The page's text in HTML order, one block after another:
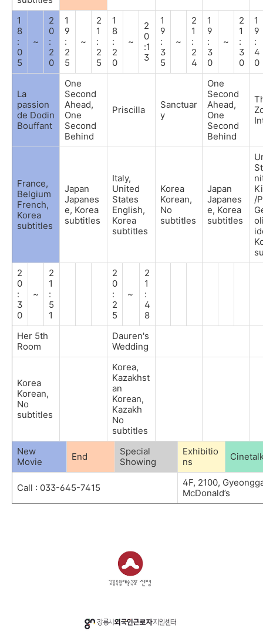
1
8
:
0
5
~
2
0
:
2
0
1
9
:
2
5
~
2
1
:
2
5
1
8
:
2
0
~
2
0
:1
3
1
9
:
3
5
~
2
1
:
2
4
1
9
:
3
0
~
2
1
:
3
0
1
9
:
4
0
La
passion
de Dodin
Bouffant
One
Second
Ahead,
One
Second
Behind
Priscilla
Sanctuar
y
One
Second
Ahead,
One
Second
Behind
France,
Belgium
French,
Korea
subtitles
Japan
Japanes
e, Korea
subtitles
Italy,
United
States
English,
Korea
subtitles
Korea
Korean,
No
subtitles
Japan
Japanes
e, Korea
subtitles
/
2
0
:
3
0
~
2
1
:
5
1
2
0
:
2
5
~
2
1
:
4
8
Her 5th
Room
Dauren's
Wedding
Korea
Korean,
No
subtitles
Korea,
Kazakhst
an
Korean,
Kazakh
No
subtitles
New
Movie
End
Special
Showing
Exhibitio
ns
Call : 033-645-7415
4F, 2100,
McDonald’s